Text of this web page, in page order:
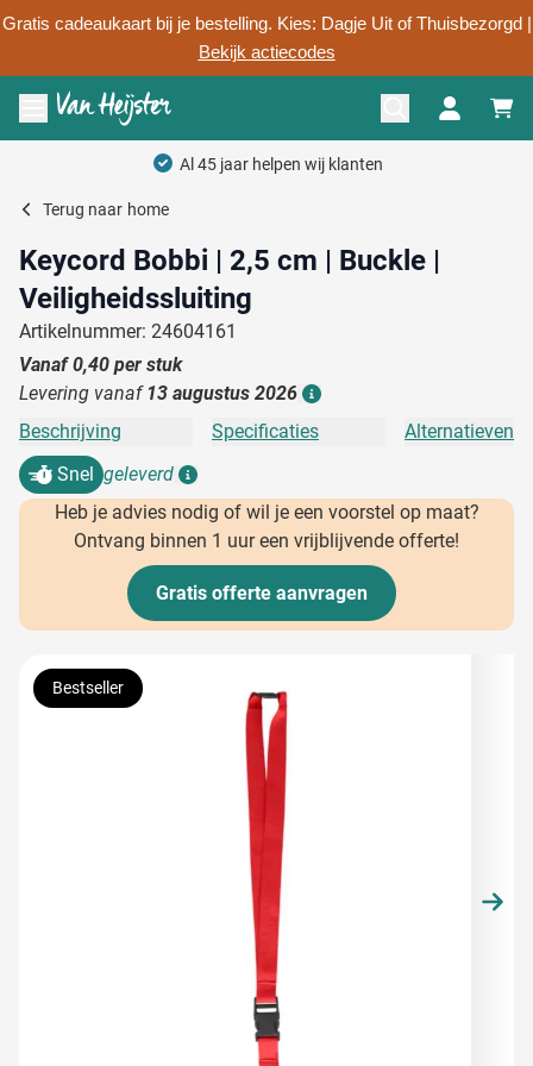
Gratis cadeaukaart bij je bestelling. Kies: Dagje Uit of Thuisbezorgd |
Bekijk actiecodes
Ga naar de inhoud
Menu openen
Terug naar home
Snel
geleverd
Details
Keycord Bobbi | 2,5 cm | Buckle |
Veiligheidssluiting
Artikelnummer: 24604161
Vanaf0,40 per stuk
Levering vanaf 13 augustus 2026
Beschrijving Specificaties Alternatieven
Heb je advies nodig of wil je een voorstel op maat?
Ontvang binnen 1 uur een vrijblijvende offerte!
Gratis offerte aanvragen
Bestseller
Hoofdafbeelding
Klik om afbeelding op volledig scherm te bekijken